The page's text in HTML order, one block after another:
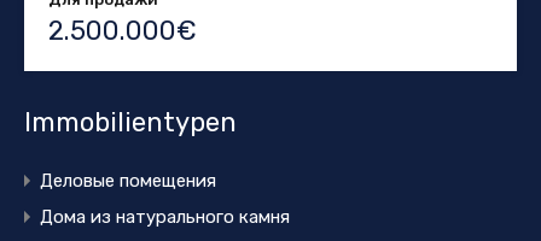
2.500.000€
Immobilientypen
Деловые помещения
Дома из натурального камня